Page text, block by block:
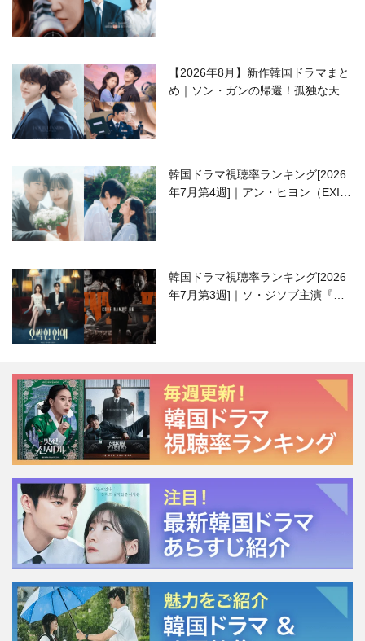
【2026年8月】新作韓国ドラマまと
め｜ソン・ガンの帰還！孤独な天才
韓国ドラマ視聴率ランキング[2026
年7月第4週]｜アン・ヒヨン（EXID
韓国ドラマ視聴率ランキング[2026
年7月第3週]｜ソ・ジソブ主演『エ